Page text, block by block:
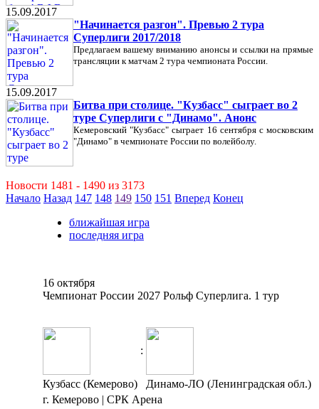
15.09.2017
"Начинается разгон". Превью 2 тура
Суперлиги 2017/2018
Предлагаем вашему вниманию анонсы и ссылки на прямые
трансляции к матчам 2 тура чемпионата России.
15.09.2017
Битва при столице. "Кузбасс" сыграет во 2
туре Суперлиги с "Динамо". Анонс
Кемеровский "Кузбасс" сыграет 16 сентября с московским
"Динамо" в чемпионате России по волейболу.
Новости 1481 - 1490 из 3173
Начало Назад 147 148 149 150 151 Вперед Конец
ближайшая игра
последняя игра
16 октября
Чемпионат России 2027 Рольф Суперлига. 1 тур
:
Кузбасс (Кемерово)
Динамо-ЛО (Ленинградская обл.)
г. Кемерово | СРК Арена